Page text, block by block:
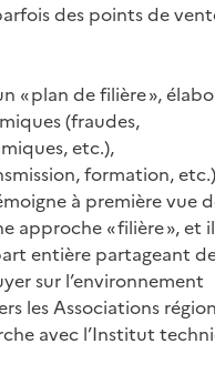
des points de
« plan de filière »,
(fraudes,
etc.),
formation,
à première vue
approche « filière », et il
entière partageant
sur l’environnement
les Associations
avec l’Institut